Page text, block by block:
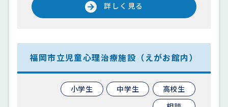
詳しく見る
福岡市立児童心理治療施設（えがお館内）
小学生 中学生
高校生